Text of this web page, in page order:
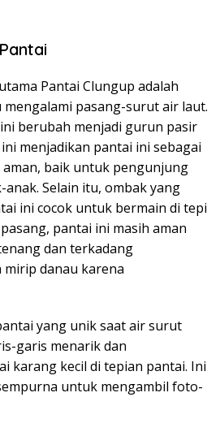
Pantai Clungup adalah
mengalami pasang-surut air laut.
berubah menjadi gurun pasir
menjadikan pantai ini sebagai
baik untuk pengunjung
Selain itu, ombak yang
ini cocok untuk bermain di tepi
pantai ini masih aman
dan terkadang
mirip danau karena
yang unik saat air surut
garis menarik dan
karang kecil di tepian pantai. Ini
untuk mengambil foto-